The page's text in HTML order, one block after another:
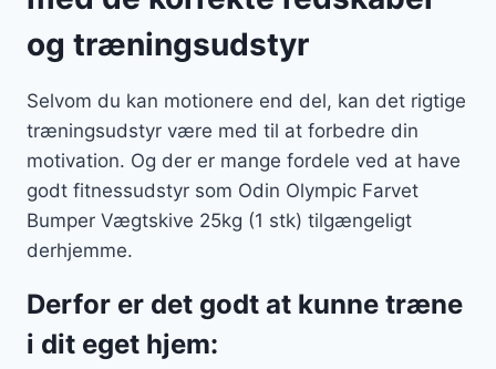
og træningsudstyr
Selvom du kan motionere end del, kan det rigtige
træningsudstyr være med til at forbedre din
motivation. Og der er mange fordele ved at have
godt fitnessudstyr som Odin Olympic Farvet
Bumper Vægtskive 25kg (1 stk) tilgængeligt
derhjemme.
Derfor er det godt at kunne træne
i dit eget hjem: